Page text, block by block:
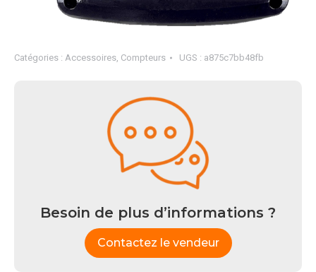
Catégories : Accessoires, Compteurs UGS : a875c7bb48fb
Besoin de plus d’informations ?
Contactez le vendeur